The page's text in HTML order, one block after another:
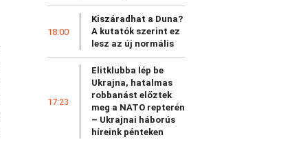
18:00
Kiszáradhat a Duna?
A kutatók szerint ez
lesz az új normális
17:23
Elitklubba lép be
Ukrajna, hatalmas
robbanást előztek
meg a NATO repterén
– Ukrajnai háborús
híreink pénteken